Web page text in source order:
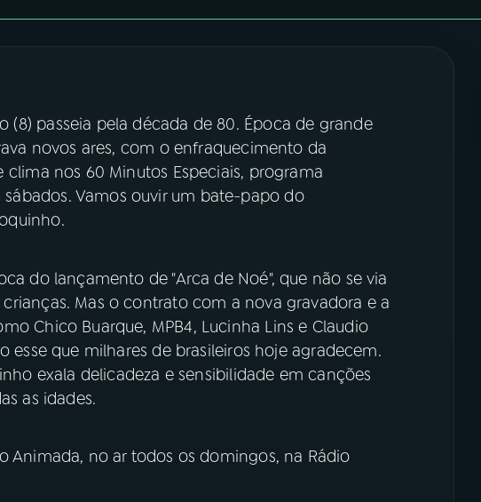
passeia pela década de 80. Época de grande
novos ares, com o enfraquecimento da
clima nos 60 Minutos Especiais, programa
Vamos ouvir um bate-papo do
do lançamento de "Arca de Noé", que não se via
Mas o contrato com a nova gravadora e a
Chico Buarque, MPB4, Lucinha Lins e Claudio
esse que milhares de brasileiros hoje agradecem.
exala delicadeza e sensibilidade em canções
as idades.
Animada, no ar todos os domingos, na Rádio